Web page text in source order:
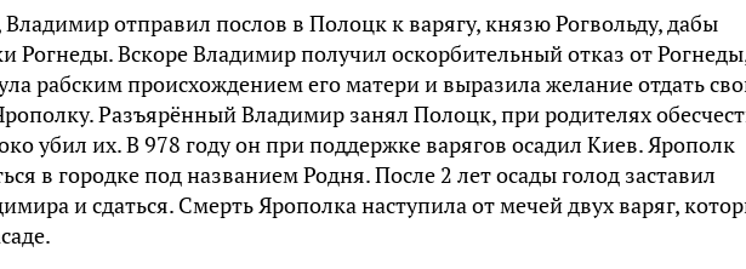
отправил послов в Полоцк к варягу, князю Рогвольду, дабы
Рогнеды. Вскоре Владимир получил оскорбительный отказ от
рабским происхождением его матери и выразила желание отдать
Разъярённый Владимир занял Полоцк, при родителях
убил их. В 978 году он при поддержке варягов осадил Киев. Ярополк
в городке под названием Родня. После 2 лет осады голод заставил
и сдаться. Смерть Ярополка наступила от мечей двух варяг,